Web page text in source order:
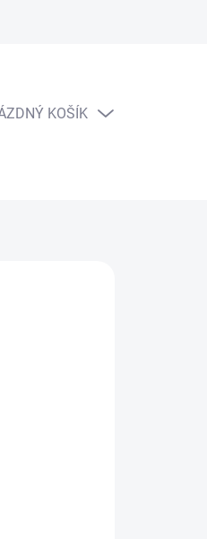
NÁKUPNÍ
KOŠÍK
stabilní práci s